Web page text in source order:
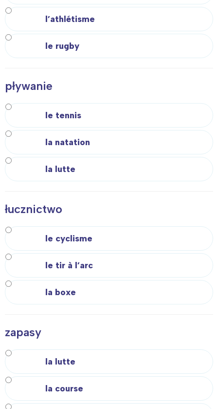
l’athlétisme
le rugby
pływanie
le tennis
la natation
la lutte
łucznictwo
le cyclisme
le tir à l’arc
la boxe
zapasy
la lutte
la course